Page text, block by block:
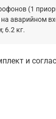
(1
аварийном
6.2 кг.
и